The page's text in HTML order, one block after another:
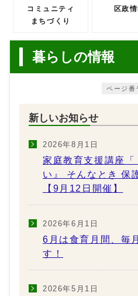
コミュニティ
まちづくり
区政情
暮らしの情報
ページ
新しいお知らせ
2026年8月1日
家庭教育支援講座
い』 そんなとき 保
【9月12日開催】
2026年6月1日
6月は食育月間、毎
す！
2026年5月1日